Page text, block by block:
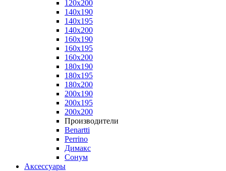
120x200
140x190
140x195
140x200
160x190
160x195
160x200
180x190
180x195
180x200
200x190
200x195
200x200
Производители
Benartti
Perrino
Димакс
Сонум
Аксессуары